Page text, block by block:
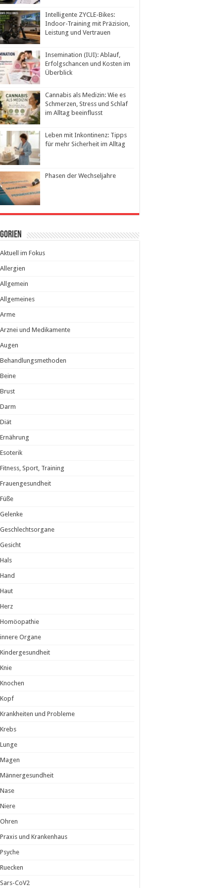
Intelligente ZYCLE-Bikes:
Indoor-Training mit Präzision,
Leistung und Vertrauen
Insemination (IUI): Ablauf,
Erfolgschancen und Kosten im
Überblick
Cannabis als Medizin: Wie es
Schmerzen, Stress und Schlaf
im Alltag beeinflusst
Leben mit Inkontinenz: Tipps
für mehr Sicherheit im Alltag
Phasen der Wechseljahre
Aktuell im Fokus
Allergien
Allgemein
Allgemeines
Arme
Arznei und Medikamente
Augen
Behandlungsmethoden
Beine
Brust
Darm
Diät
Ernährung
Esoterik
Fitness, Sport, Training
Frauengesundheit
Füße
Gelenke
Geschlechtsorgane
Gesicht
Hals
Hand
Haut
Herz
Homöopathie
innere Organe
Kindergesundheit
Knie
Knochen
Kopf
Krankheiten und Probleme
Krebs
Lunge
Magen
Männergesundheit
Nase
Niere
Ohren
Praxis und Krankenhaus
Psyche
Ruecken
Sars-CoV2